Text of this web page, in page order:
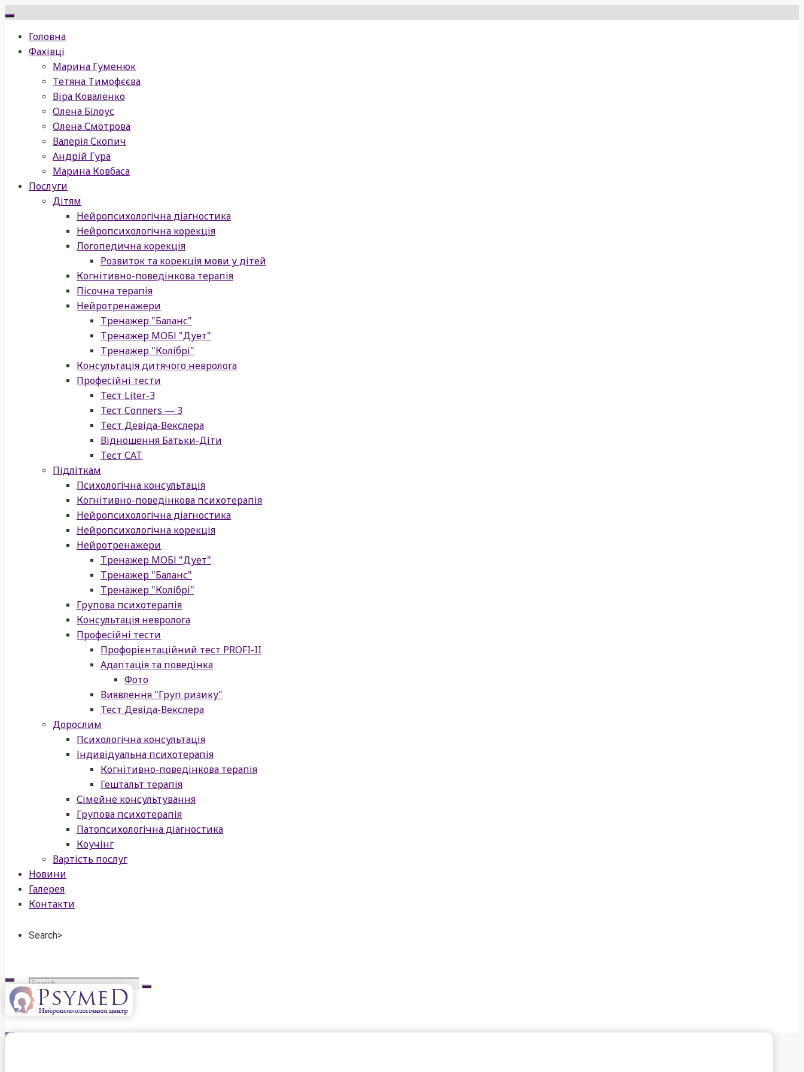
Skip
contentГоловна
Фахівці
Марина Гуменюк
Тетяна Тимофєєва
Віра Коваленко
Олена Білоус
Олена Смотрова
Валерія Скопич
Андрій Гура
Марина Ковбаса
Послуги
Дітям
Нейропсихологічна діагностика
Нейропсихологічна корекція
Логопедична корекція
Розвиток та корекція мови у дітей
Когнітивно-поведінкова терапія
Пісочна терапія
Нейротренажери
Тренажер "Баланс"
Тренажер МОБІ "Дует"
Тренажер "Колібрі"
Консультація дитячого невролога
Професійні тести
Тест Liter-3
Тест Conners — 3
Тест Девіда-Векслера
Відношення Батьки-Діти
Тест САТ
Підліткам
Психологічна консультація
Когнітивно-поведінкова психотерапія
Нейропсихологічна діагностика
Нейропсихологічна корекція
Нейротренажери
Тренажер МОБІ "Дует"
Тренажер "Баланс"
Тренажер "Колібрі"
Групова психотерапія
Консультація невролога
Професійні тести
Профорієнтаційний тест PROFI-II
Адаптація та поведінка
Фото
Виявлення "Груп ризику"
Тест Девіда-Векслера
Дорослим
Психологічна консультація
Індивідуальна психотерапія
Когнітивно-поведінкова терапія
Гештальт терапія
Сімейне консультування
Групова психотерапія
Патопсихологічна діагностика
Коучінг
Вартість послуг
Новини
Галерея
Контакти
Search>
Search
for:
psymed